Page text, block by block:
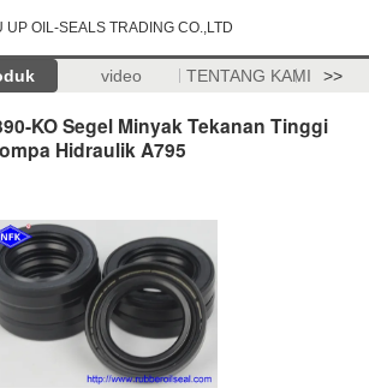
UP OIL-SEALS TRADING CO.,LTD
video TENTANG KAMI >>
KO Segel Minyak Tekanan Tinggi
Hidraulik A795